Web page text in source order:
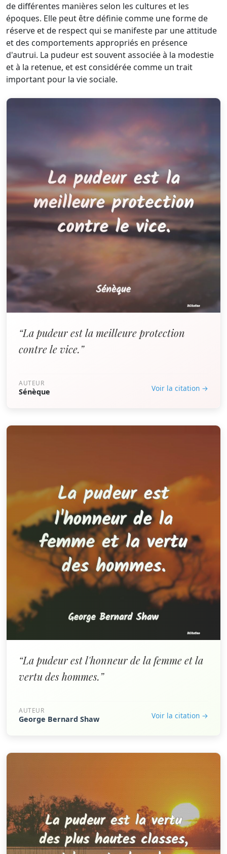
de différentes manières selon les cultures et les
époques. Elle peut être définie comme une forme de
réserve et de respect qui se manifeste par une attitude
et des comportements appropriés en présence
d'autrui. La pudeur est souvent associée à la modestie
et à la retenue, et est considérée comme un trait
important pour la vie sociale.
“La pudeur est la meilleure protection
contre le vice.”
AUTEUR
Sénèque Voir la citation →
“La pudeur est l'honneur de la femme et la
vertu des hommes.”
AUTEUR
George Bernard Shaw Voir la citation →